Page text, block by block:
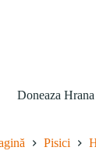
Doneaza Hrana
Pisici